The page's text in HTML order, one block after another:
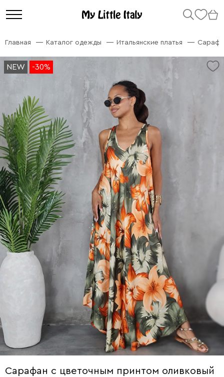
Главная Каталог одежды Итальянские платья
NEW -30%
NEW -30%
Сарафан с цветочным принтом оливковый